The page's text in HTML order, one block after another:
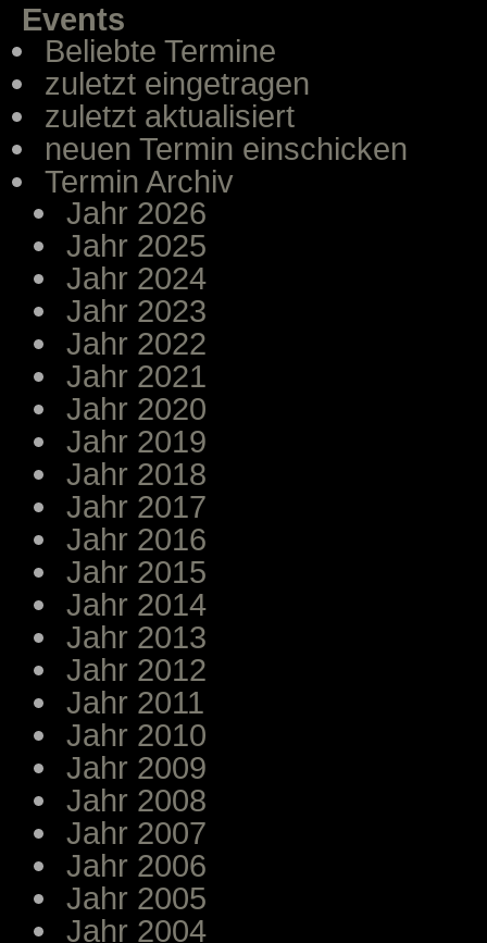
Events
Beliebte Termine
zuletzt eingetragen
zuletzt aktualisiert
neuen Termin einschicken
Termin Archiv
Jahr 2026
Jahr 2025
Jahr 2024
Jahr 2023
Jahr 2022
Jahr 2021
Jahr 2020
Jahr 2019
Jahr 2018
Jahr 2017
Jahr 2016
Jahr 2015
Jahr 2014
Jahr 2013
Jahr 2012
Jahr 2011
Jahr 2010
Jahr 2009
Jahr 2008
Jahr 2007
Jahr 2006
Jahr 2005
Jahr 2004